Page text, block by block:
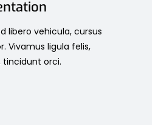
libero vehicula, cursus
Vivamus ligula felis,
orci.